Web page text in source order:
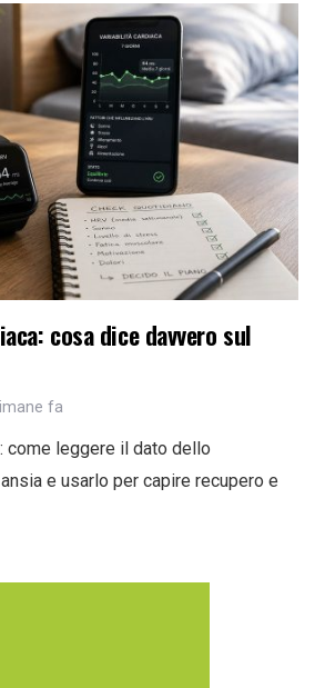
cosa dice davvero sul
fa
come leggere il dato dello
e usarlo per capire recupero e